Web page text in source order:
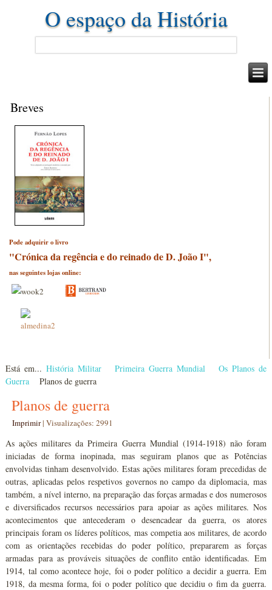
O espaço da História
Breves
Pode adquirir o livro
"Crónica da regência e do reinado de D. João I",
nas seguintes lojas online:
Está em...História Militar Primeira Guerra Mundial
Os Planos de
Guerra
Planos de guerra
Planos de guerra
Imprimir|Visualizações: 2991
As ações militares da Primeira Guerra Mundial (1914-1918) não foram
iniciadas de forma inopinada, mas seguiram planos que as Potências
envolvidas tinham desenvolvido. Estas ações militares foram precedidas de
outras, aplicadas pelos respetivos governos no campo da diplomacia, mas
também, a nível interno, na preparação das forças armadas e dos numerosos
e diversificados recursos necessários para apoiar as ações militares. Nos
acontecimentos que antecederam o desencadear da guerra, os atores
principais foram os líderes políticos, mas competia aos militares, de acordo
com as orientações recebidas do poder político, prepararem as forças
armadas para as prováveis situações de conflito então identificadas. Em
1914, tal como acontece hoje, foi o poder político a decidir a guerra. Em
1918, da mesma forma, foi o poder político que decidiu o fim da guerra.